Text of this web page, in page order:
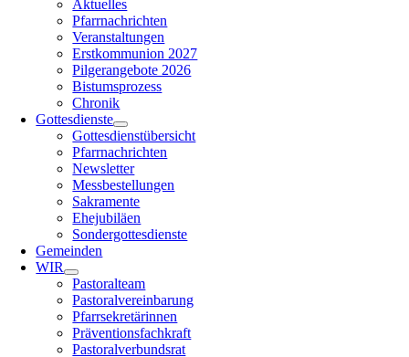
Aktuelles
Pfarrnachrichten
Veranstaltungen
Erstkommunion 2027
Pilgerangebote 2026
Bistumsprozess
Chronik
Gottesdienste
Gottesdienstübersicht
Pfarrnachrichten
Newsletter
Messbestellungen
Sakramente
Ehejubiläen
Sondergottesdienste
Gemeinden
WIR
Pastoralteam
Pastoralvereinbarung
Pfarrsekretärinnen
Präventionsfachkraft
Pastoralverbundsrat